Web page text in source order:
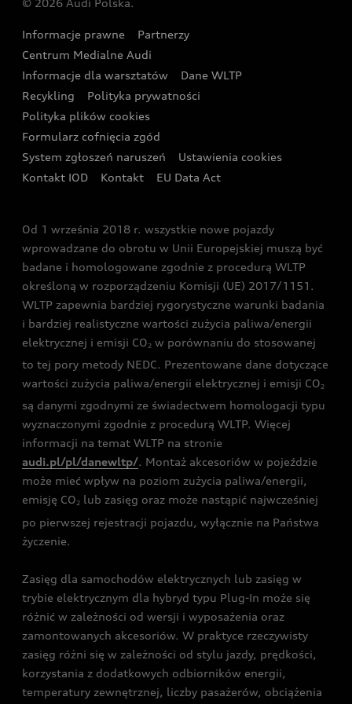
Wyszukaj najbliższego Partnera Audi
Oferta dla przedsiębiorców
Oferta dla klientów prywatnych
Kalkulator rat
Ubezpieczenie
Audi exclusive
Zasięg
Gwarancja
Akcje serwisowe Audi
Katalog online akcesoriów
Audi i Muzeum Sztuki Nowoczesnej w Warszawie
Audi driving experience
Audi quattro Cup
Audi i Puchar Świata w Skokach Narciarskich w
Zakopanem
© 2026 Audi Polska.
Informacje prawne
Partnerzy
Centrum Medialne Audi
Informacje dla warsztatów
Dane WLTP
Recykling
Polityka prywatności
Polityka plików cookies
Formularz cofnięcia zgód
System zgłoszeń naruszeń
Ustawienia cookies
Kontakt IOD
Kontakt EU Data Act
Od 1 września 2018 r. wszystkie nowe pojazdy
wprowadzane do obrotu w Unii Europejskiej muszą być
badane i homologowane zgodnie z procedurą WLTP
określoną w rozporządzeniu Komisji (UE) 2017/1151.
WLTP zapewnia bardziej rygorystyczne warunki badania
i bardziej realistyczne wartości zużycia paliwa/energii
elektrycznej i emisji CO2 w porównaniu do stosowanej
to tej pory metody NEDC. Prezentowane dane dotyczące
wartości zużycia paliwa/energii elektrycznej i emisji CO2
są danymi zgodnymi ze świadectwem homologacji typu
wyznaczonymi zgodnie z procedurą WLTP. Więcej
informacji na temat WLTP na stronie
audi.pl/pl/danewltp/. Montaż akcesoriów w pojeździe
może mieć wpływ na poziom zużycia paliwa/energii,
emisję CO2 lub zasięg oraz może nastąpić najwcześniej
po pierwszej rejestracji pojazdu, wyłącznie na Państwa
życzenie.
Zasięg dla samochodów elektrycznych lub zasięg w
trybie elektrycznym dla hybryd typu Plug-In może się
różnić w zależności od wersji i wyposażenia oraz
zamontowanych akcesoriów. W praktyce rzeczywisty
zasięg różni się w zależności od stylu jazdy, prędkości,
korzystania z dodatkowych odbiorników energii,
temperatury zewnętrznej, liczby pasażerów, obciążenia